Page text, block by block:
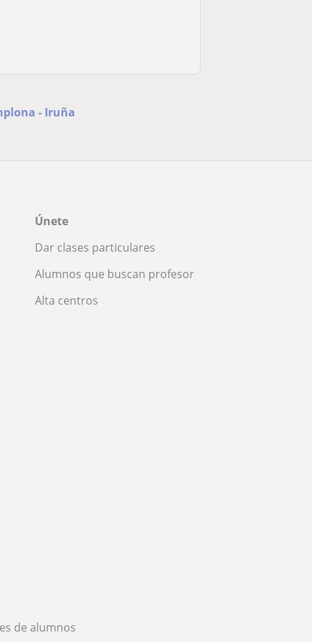
- Iruña
Únete
Dar clases particulares
Alumnos que buscan profesor
Alta centros
de alumnos